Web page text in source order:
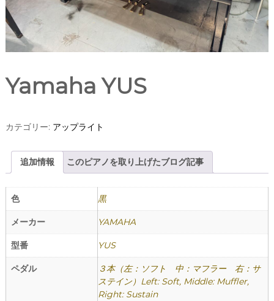
Yamaha YUS
カテゴリー: アップライト
追加情報 このピアノを取り上げたブログ記事
色 黒
メーカー YAMAHA
型番 YUS
ペダル
３本（左：ソフト 中：マフラー 右：サ
ステイン）Left: Soft, Middle: Muffler,
Right: Sustain